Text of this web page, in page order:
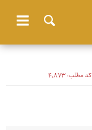
کد مطلب:۴٬۸۷۳